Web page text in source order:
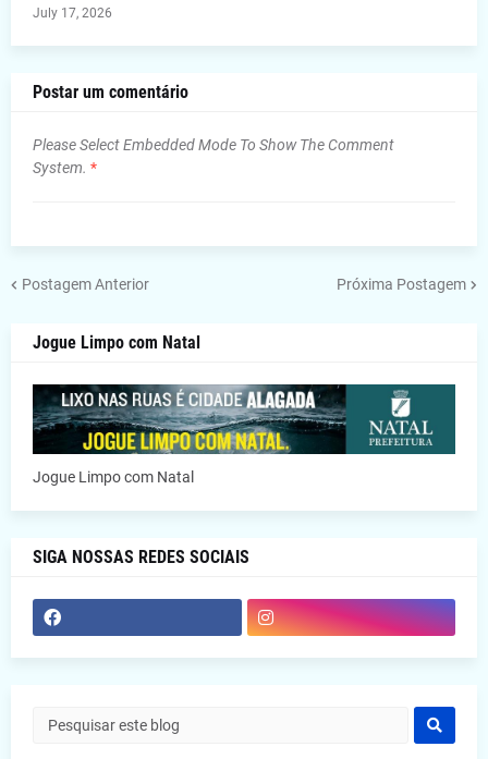
July 17, 2026
Postar um comentário
Please Select Embedded Mode To Show The Comment
System. *
Postagem Anterior Próxima Postagem
Jogue Limpo com Natal
Jogue Limpo com Natal
SIGA NOSSAS REDES SOCIAIS